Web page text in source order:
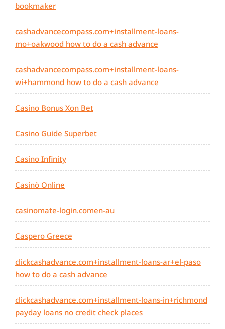
bookmaker
cashadvancecompass.com+installment-loans-
mo+oakwood how to do a cash advance
cashadvancecompass.com+installment-loans-
wi+hammond how to do a cash advance
Casino Bonus Xon Bet
Casino Guide Superbet
Casino Infinity
Casinò Online
casinomate-login.comen-au
Caspero Greece
clickcashadvance.com+installment-loans-ar+el-paso
how to do a cash advance
clickcashadvance.com+installment-loans-in+richmond
payday loans no credit check places